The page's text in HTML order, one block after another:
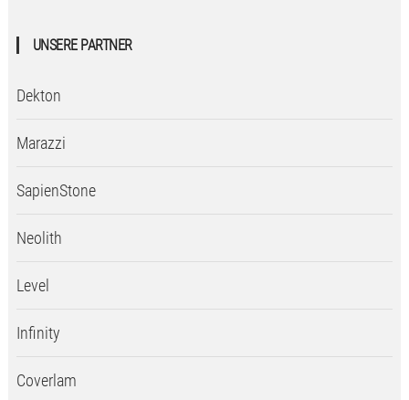
UNSERE PARTNER
Dekton
Marazzi
SapienStone
Neolith
Level
Infinity
Coverlam